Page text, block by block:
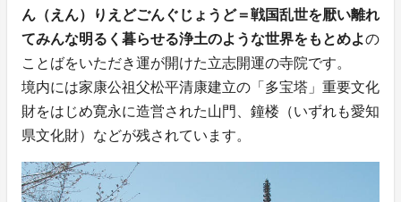
ん（えん）りえどごんぐじょうど＝戦国乱世を厭い離れ
てみんな明るく暮らせる浄土のような世界をもとめよの
ことばをいただき運が開けた立志開運の寺院です。
境内には家康公祖父松平清康建立の「多宝塔」重要文化
財をはじめ寛永に造営された山門、鐘楼（いずれも愛知
県文化財）などが残されています。